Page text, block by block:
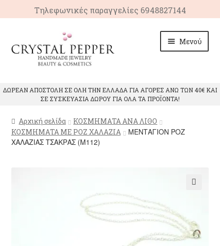
Τηλεφωνικές παραγγελίες 6948827144
μετάβαση
στην
πλοήγηση
σε
περιεχόμενο
Μενού
ΠΡΟΙΟΝΤΑ
ΙΔΙΟΤΗΤΕΣ ΚΡΥΣΤΑΛΛΩΝ
ΔΩΡΕΑΝ ΑΠΟΣΤΟΛΗ ΣΕ ΟΛΗ ΤΗΝ ΕΛΛΑΔΑ ΓΙΑ ΑΓΟΡΕΣ ΑΝΩ ΤΩΝ 40€ ΚΑΙ
ΣΕ ΣΥΣΚΕΥΑΣΙΑ ΔΩΡΟΥ ΓΙΑ ΟΛΑ ΤΑ ΠΡΟΪΟΝΤΑ!
Αρχική σελίδα
ΚΟΣΜΗΜΑΤΑ ΑΝΑ ΛΙΘΟ
ΚΟΣΜΗΜΑΤΑ ΜΕ ΡΟΖ ΧΑΛΑΖΙΑ
ΜΕΝΤΑΓΙΟΝ ΡΟΖ
ΧΑΛΑΖΙΑΣ ΤΣΑΚΡΑΣ (M112)